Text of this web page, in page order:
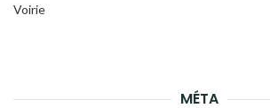
Voirie
MÉTA